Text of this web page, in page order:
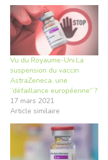
Vu du Royaume-Uni.La
suspension du vaccin
AstraZeneca, une
“défaillance européenne” ?
17 mars 2021
Article similaire